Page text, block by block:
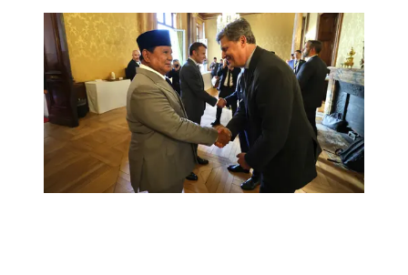
Peluncuran dewan bisnis tingkat tinggi tersebut
dilakukan pada 28 Mei 2026 di hadapan Presiden
Prabowo Subianto dan Presiden Prancis Emmanuel
Macron. (Foto: Biro Pers, Media, dan Informasi
Sekretariat Presiden)